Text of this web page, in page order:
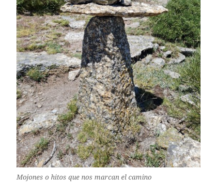
Mojones o hitos que nos marcan el camino